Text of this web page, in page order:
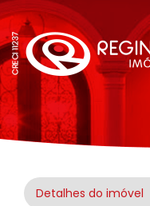
Detalhes do imóvel